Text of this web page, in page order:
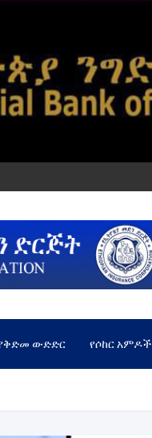
ውድድር የሶከር አምዶች